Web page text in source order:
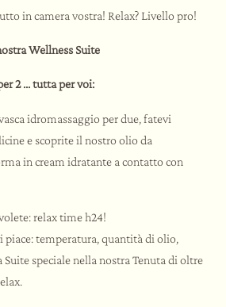
in camera vostra! Relax? Livello pro!
Wellness Suite
2 ... tutta per voi:
idromassaggio per due, fatevi
e scoprite il nostro olio da
in cream idratante a contatto con
relax time h24!
piace: temperatura, quantità di olio,
speciale nella nostra Tenuta di oltre